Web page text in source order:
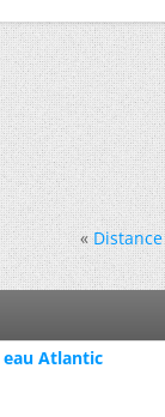
«
eau Atlantic